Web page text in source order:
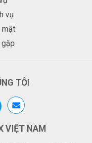
vụ
mật
TÔI
VIỆT NAM